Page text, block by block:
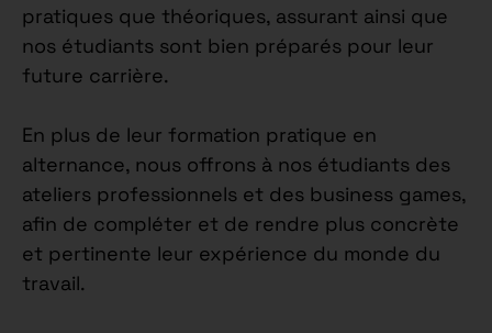
pratiques que théoriques, assurant ainsi que
nos étudiants sont bien préparés pour leur
future carrière.
En plus de leur formation pratique en
alternance, nous offrons à nos étudiants des
ateliers professionnels et des business games,
afin de compléter et de rendre plus concrète
et pertinente leur expérience du monde du
travail.